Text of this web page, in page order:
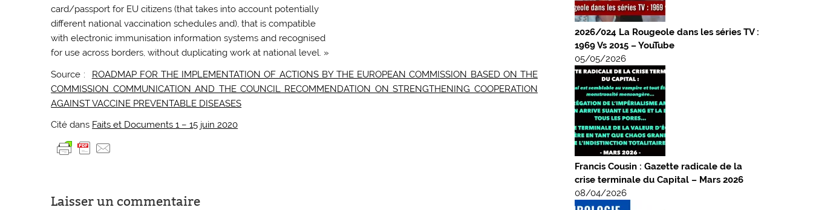
card/passport for EU citizens (that takes into account potentially
different national vaccination schedules and), that is compatible
with electronic immunisation information systems and recognised
for use across borders, without duplicating work at national level. »
Source : ROADMAP FOR THE IMPLEMENTATION OF ACTIONS BY THE EUROPEAN COMMISSION BASED ON THE
COMMISSION COMMUNICATION AND THE COUNCIL RECOMMENDATION ON STRENGTHENING COOPERATION
AGAINST VACCINE PREVENTABLE DISEASES
Cité dans Faits et Documents 1 – 15 juin 2020
Laisser un commentaire
2026/024 La Rougeole dans les séries TV :
1969 Vs 2015 – YouTube
05/05/2026
Francis Cousin : Gazette radicale de la
crise terminale du Capital – Mars 2026
08/04/2026